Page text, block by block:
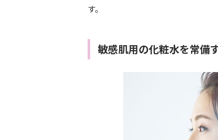
す。
敏感肌用の化粧水を常備